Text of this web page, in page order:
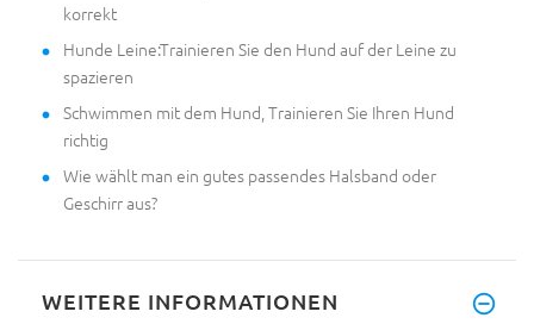
korrekt
Hunde Leine:Trainieren Sie den Hund auf der Leine zu
spazieren
Schwimmen mit dem Hund, Trainieren Sie Ihren Hund
richtig
Wie wählt man ein gutes passendes Halsband oder
Geschirr aus?
WEITERE INFORMATIONEN